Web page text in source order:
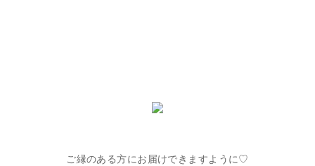
ご縁のある方にお届けできますように♡